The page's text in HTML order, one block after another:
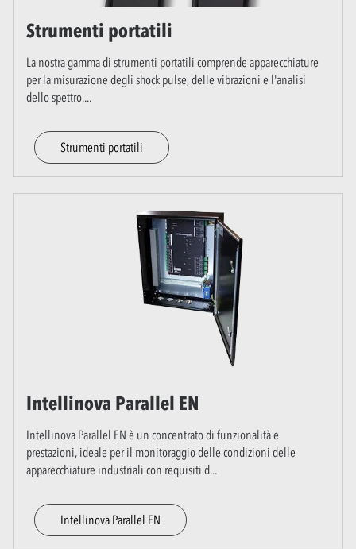
Strumenti portatili
La nostra gamma di strumenti portatili comprende apparecchiature
per la misurazione degli shock pulse, delle vibrazioni e l'analisi
dello spettro....
Strumenti portatili
Intellinova Parallel EN
Intellinova Parallel EN è un concentrato di funzionalità e
prestazioni, ideale per il monitoraggio delle condizioni delle
apparecchiature industriali con requisiti d...
Intellinova Parallel EN